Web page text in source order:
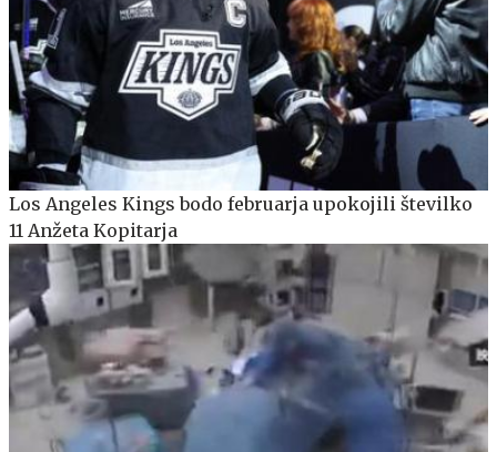
Los Angeles Kings bodo februarja upokojili številko
11 Anžeta Kopitarja